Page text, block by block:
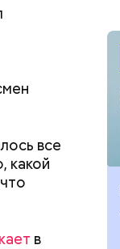
все
какой
в
ли дом по